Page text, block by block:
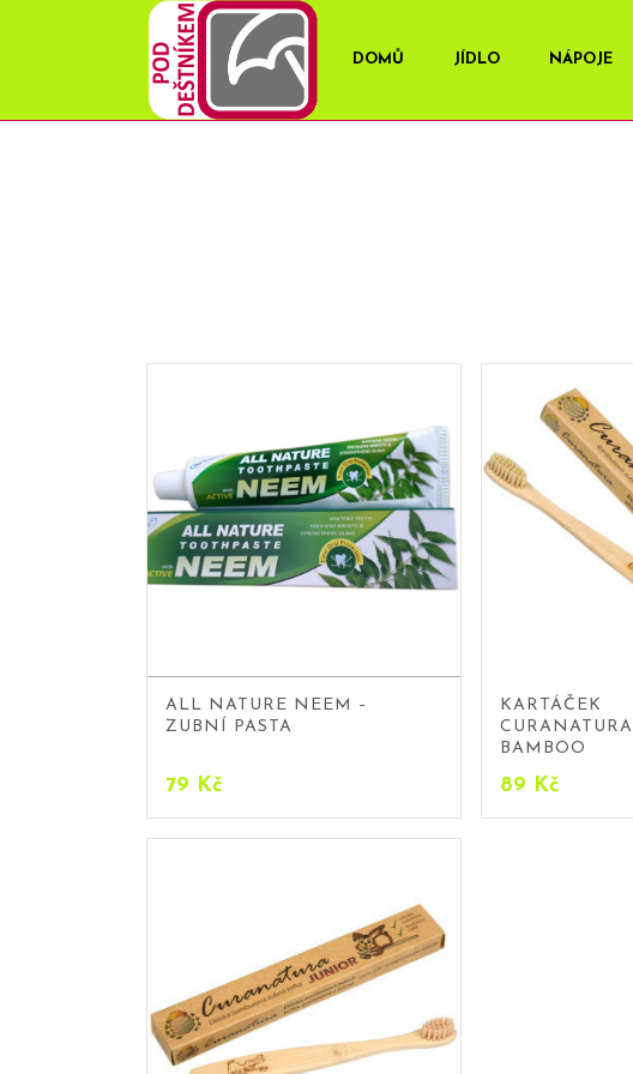
DOMŮ JÍDLO NÁPOJE
ALL NATURE NEEM –
ZUBNÍ PASTA
79 Kč
KARTÁČEK
CURANATURA
BAMBOO
89 Kč